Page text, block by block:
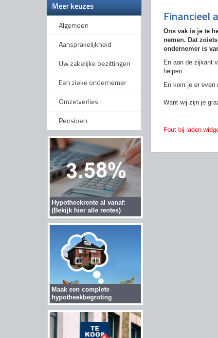
Meer keuzes
Algemeen
Aansprakelijkheid
Uw zakelijke bezittingen
Een zieke ondernemer
Omzetverlies
Pensioen
Hypotheekrente al vanaf:
(Bekijk hier alle rentes)
Maak een complete
hypotheekbegroting
Financieel
Ons vak is je te
nemen. Dat
ondernemer is
En aan de zijkant
helpen.
En kom je er
Want wij zijn je
Fout bij laden